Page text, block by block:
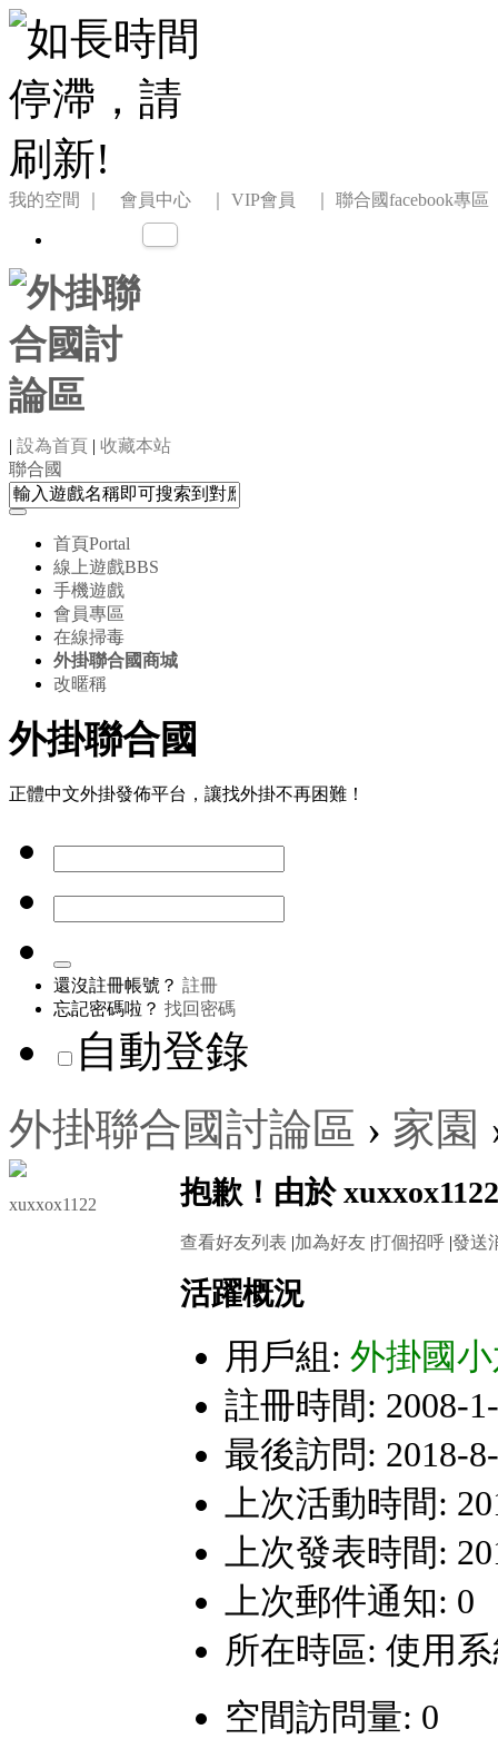
我的空間 ｜ 會員中心 ｜ VIP會員 ｜ 聯合國facebook專區
| 設為首頁 | 收藏本站
聯合國
首頁Portal
線上遊戲BBS
手機遊戲
會員專區
在線掃毒
外掛聯合國商城
改暱稱
外掛聯合國
正體中文外掛發佈平台，讓找外掛不再困難！
還沒註冊帳號？ 註冊
忘記密碼啦？ 找回密碼
自動登錄
外掛聯合國討論區 › 家園
xuxxox1122 抱歉！由於
查看好友列表 |加為好友 |打個招呼 |發送
活躍概況
用戶組: 外掛國
註冊時間: 2008-
最後訪問: 2018-
上次活動時間:
上次發表時間:
上次郵件通知: 0
所在時區: 使用
空間訪問量: 0